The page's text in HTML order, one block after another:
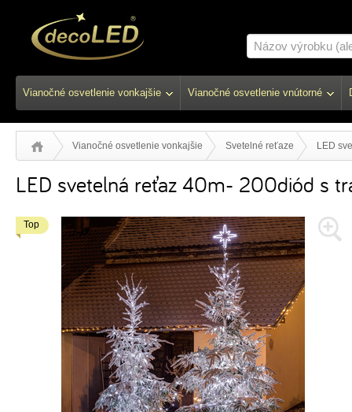
Vianočné osvetlenie vonkajšie Vianočné osvetlenie vnútorné
Vianočné osvetlenie vonkajšie Svetelné reťaze LED
LED svetelná reťaz 40m- 200diód s
Top